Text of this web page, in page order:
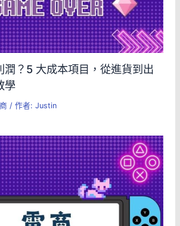
潤？5 大成本項目，從進貨到出
學
/ 作者: Justin